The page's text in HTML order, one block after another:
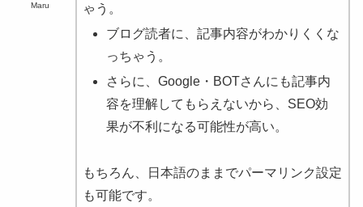
Maru
ゃう。
ブログ読者に、記事内容がわかりくくな
っちゃう。
さらに、Google・BOTさんにも記事内
容を理解してもらえないから、SEO効
果が不利になる可能性が高い。
もちろん、日本語のままでパーマリンク設定
も可能です。